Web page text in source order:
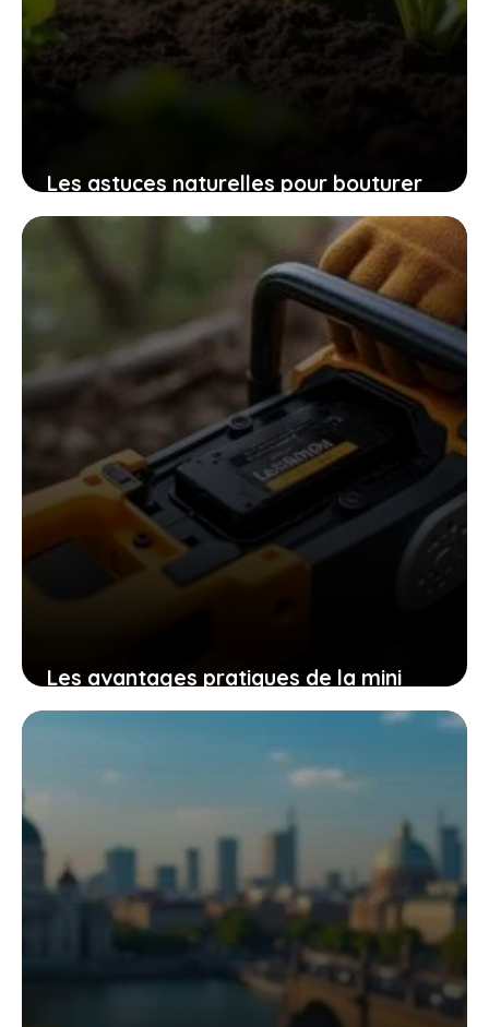
Les astuces naturelles pour bouturer
les patates douces et cultiver
facilement chez soi des plants
robustes
Les avantages pratiques de la mini
tronçonneuse güde mk 18-201-05 pour